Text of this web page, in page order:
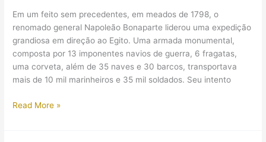
Em um feito sem precedentes, em meados de 1798, o
renomado general Napoleão Bonaparte liderou uma expedição
grandiosa em direção ao Egito. Uma armada monumental,
composta por 13 imponentes navios de guerra, 6 fragatas,
uma corveta, além de 35 naves e 30 barcos, transportava
mais de 10 mil marinheiros e 35 mil soldados. Seu intento
A
Read More »